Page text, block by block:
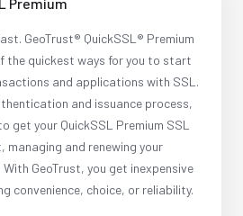
GeoTrust® QuickSSL® Premium
the quickest ways for you to start
and applications with SSL.
and issuance process,
get your QuickSSL Premium SSL
and renewing your
GeoTrust, you get inexpensive
convenience, choice, or reliability.